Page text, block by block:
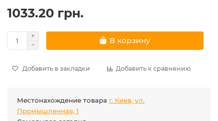
1033.20 грн.
В корзину
Добавить в закладки Добавить к сравнению
Местонахождение товара г. Киев, ул.
Промышленная, 1